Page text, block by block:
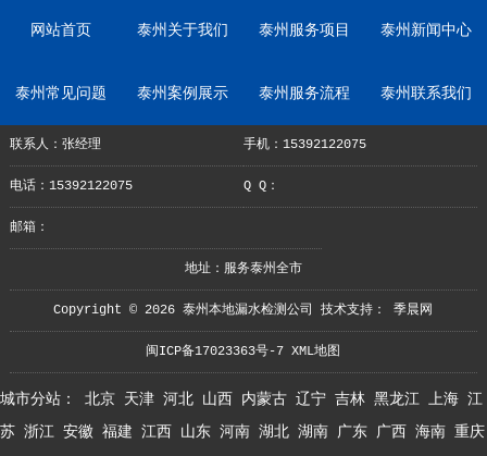
网站首页 泰州关于我们 泰州服务项目 泰州新闻中心
泰州常见问题 泰州案例展示 泰州服务流程 泰州联系我们
联系人：张经理 手机：15392122075
电话：15392122075 Q Q：
邮箱：
地址：服务泰州全市
Copyright © 2026 泰州本地漏水检测公司 技术支持：季晨网
闽ICP备17023363号-7 XML地图
城市分站： 北京 天津 河北 山西 内蒙古 辽宁 吉林 黑龙江 上海 江
苏 浙江 安徽 福建 江西 山东 河南 湖北 湖南 广东 广西 海南 重庆